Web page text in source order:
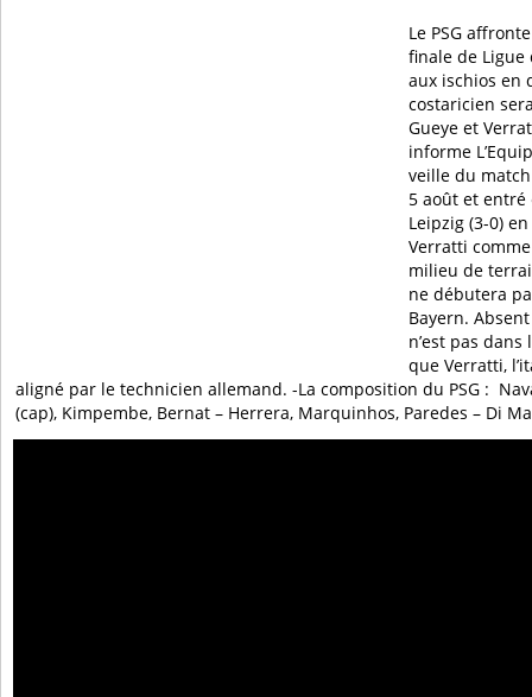
Le PSG
finale de Ligue
aux ischios en
costaricien
Gueye et
informe
veille du
5 août et
Leipzig (3-0)
Verratti
milieu de
ne débutera
Bayern.
n’est pas
que Verratti,
aligné par le technicien allemand. -La composition du PSG :
(cap), Kimpembe, Bernat – Herrera, Marquinhos, Paredes – Di